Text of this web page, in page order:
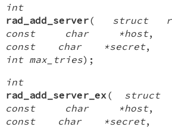
int
rad_add_server( struct
const char *host
const char *secret,
int max_tries);
int
rad_add_server_ex ( struct
const char *host
const char *secret,